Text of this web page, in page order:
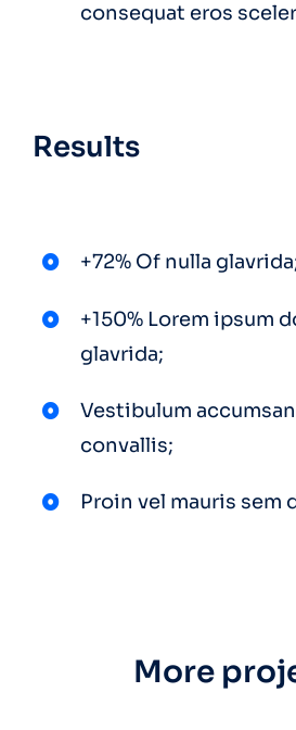
consequat eros
Results
+72% Of nulla
+150% Lorem ipsum
glavrida;
Vestibulum
convallis;
Proin vel mauris sem
More